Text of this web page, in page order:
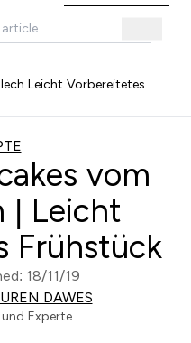
Leicht Vorbereitetes
vom
| Leicht
Frühstück
18/11/19
DAWES
Experte